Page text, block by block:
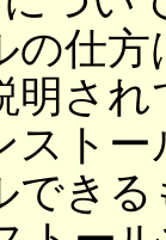
の仕
明さ
スト
できる